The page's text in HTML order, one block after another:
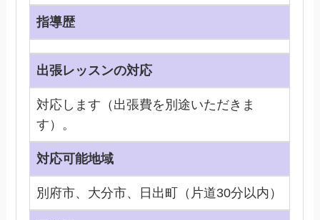
指導歴
出張レッスンの対応
対応します（出張費を別途いただきま
す）。
対応可能地域
別府市、大分市、日出町（片道30分以内）